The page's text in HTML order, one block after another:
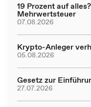
19 Prozent auf
Mehrwertsteuer
07.08.2026
Krypto-Anleger
05.08.2026
Gesetz zur
27.07.2026